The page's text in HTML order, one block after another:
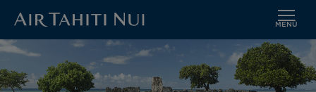
Zum
wechseln
MENÜ
Bild